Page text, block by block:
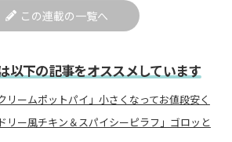
この連載の一覧へ
以下の記事をオススメしています
リームポットパイ」小さくなってお値段安く
リー風チキン＆スパイシーピラフ」ゴロッと